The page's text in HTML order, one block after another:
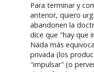
Para terminar y
anterior, quiero
abandonen la
dice que "hay que
Nada más
privada (los
"impulsar" (o